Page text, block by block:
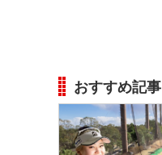
おすすめ記事